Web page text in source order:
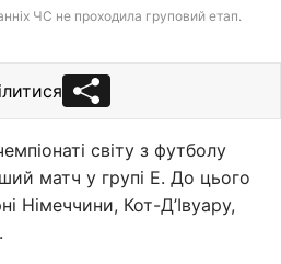
ЧС не проходила груповий етап.
світу з футболу
матч у групі E. До цього
Німеччини, Кот-Д’Івуару,